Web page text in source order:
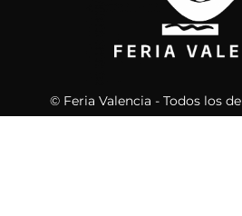
© Feria Valencia - Todos los